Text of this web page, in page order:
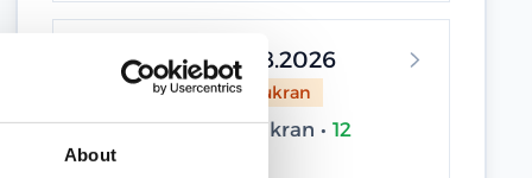
About
19.08.2026 - 19.08.2026
Sassnitz / Neu Mukran
Trainingscenter Mukran • 12
seats available